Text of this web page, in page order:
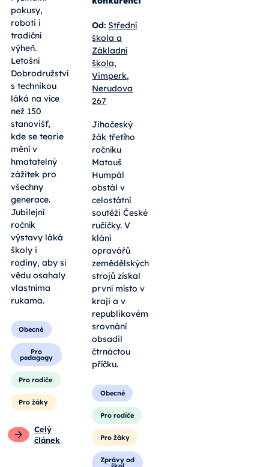
vzdělávání:
10. ročník
Dobrodružství
s technikou
Fyzikální
pokusy,
roboti i
tradiční
výheň.
Letošní
Dobrodružství
s technikou
láká na více
než 150
stanovišť,
kde se teorie
mění v
hmatatelný
zážitek pro
všechny
generace.
Jubilejní
ročník
výstavy láká
rodiny, aby si
vědu osahaly
vlastníma
rukama.
Obecné
pedagogy
Pro rodiče
Od: Střední
škola a
Základní
škola,
Vimperk,
Nerudova
267
Jihočeský
žák třetího
ročníku
Matouš
Humpál
obstál v
celostátní
soutěži České
ručičky. V
klání
opravářů
zemědělských
strojů získal
první místo v
kraji a v
republikovém
srovnání
obsadil
čtrnáctou
příčku.
Obecné
Pro rodiče
Pro žáky
Zprávy od